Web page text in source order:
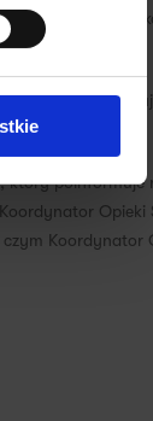
ubezpieczeniowa
który poinformuje
Koordynator